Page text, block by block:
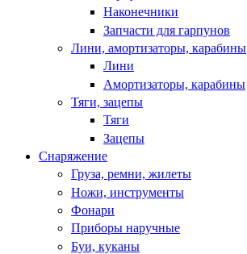
Наконечники
Запчасти для гарпунов
Лини, амортизаторы, карабины
Лини
Амортизаторы, карабины
Тяги, зацепы
Тяги
Зацепы
Снаряжение
Груза, ремни, жилеты
Ножи, инструменты
Фонари
Приборы наручные
Буи, куканы